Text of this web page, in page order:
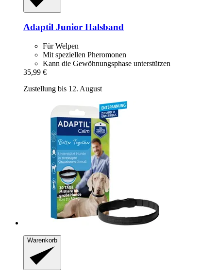
Adaptil Junior Halsband
Für Welpen
Mit speziellen Pheromonen
Kann die Gewöhnungsphase unterstützen
35,99 €
Zustellung bis 12. August
Warenkorb